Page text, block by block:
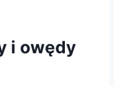
i owędy